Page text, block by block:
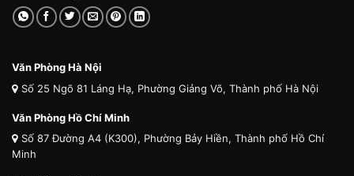
Văn Phòng Hà Nội
Số 25 Ngõ 81 Láng Hạ, Phường Giảng Võ, Thành phố Hà Nội
Văn Phòng Hồ Chí Minh
Số 87 Đường A4 (K300), Phường Bảy Hiền, Thành phố Hồ Chí
Minh